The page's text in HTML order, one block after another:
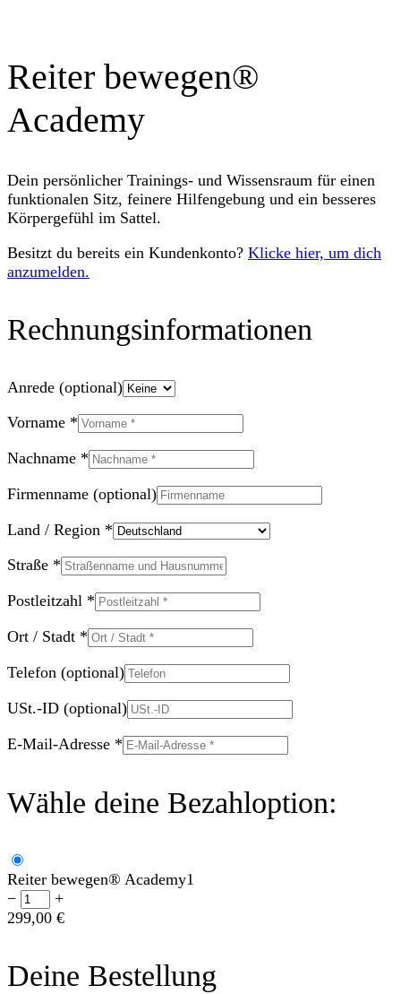
Reiter bewegen®
Academy
Dein persönlicher Trainings- und Wissensraum für einen
funktionalen Sitz, feinere Hilfengebung und ein besseres
Körpergefühl im Sattel.
Besitzt du bereits ein Kundenkonto? Klicke hier, um dich
anzumelden.
Rechnungsinformationen
Anrede (optional)
Vorname *
Nachname *
Firmenname (optional)
Land / Region *
Straße *
Postleitzahl *
Ort / Stadt *
Telefon (optional)
USt.-ID (optional)
E-Mail-Adresse *
Wähle deine Bezahloption:
Reiter bewegen® Academy1
−
+
299,00 €
Deine Bestellung